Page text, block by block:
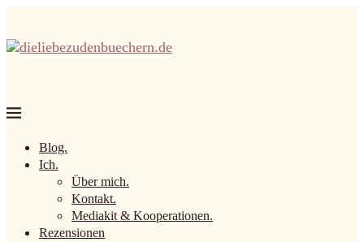
Blog.
Ich.
Über mich.
Kontakt.
Mediakit & Kooperationen.
Rezensionen